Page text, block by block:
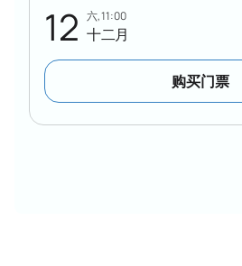
12 六, 11:00
十二月
购买门票